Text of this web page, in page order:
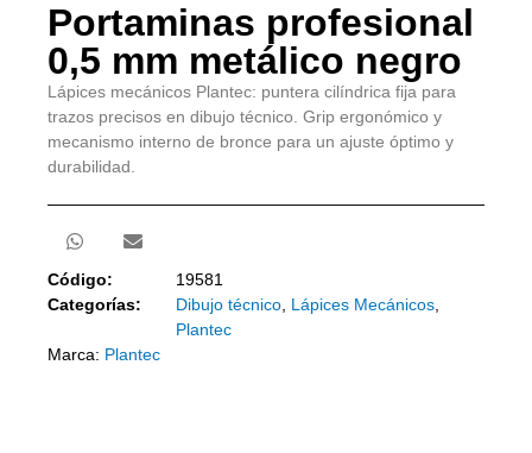
Portaminas profesional
0,5 mm metálico negro
Lápices mecánicos Plantec: puntera cilíndrica fija para
trazos precisos en dibujo técnico. Grip ergonómico y
mecanismo interno de bronce para un ajuste óptimo y
durabilidad.
Código:
19581
Categorías:
Dibujo técnico, Lápices Mecánicos,
Plantec
Marca: Plantec